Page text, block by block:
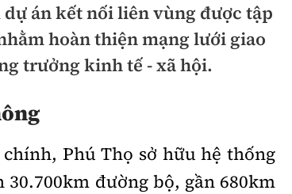
Đường sắt đô thị
Nhà thầu
Thi viết về Ngành
án kết nối liên vùng được tập
hoàn thiện mạng lưới giao
trưởng kinh tế - xã hội.
Phú Thọ sở hữu hệ thống
đường bộ, gần 680km